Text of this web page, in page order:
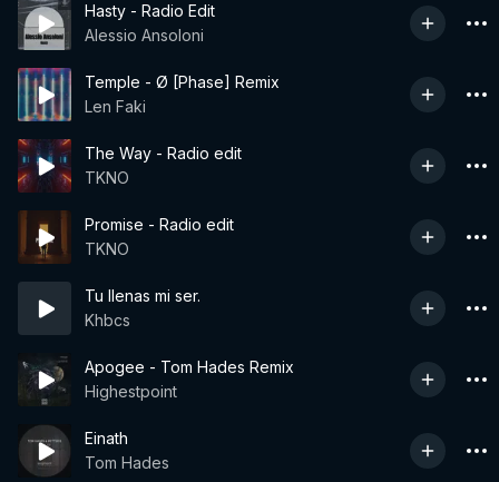
Hasty - Radio Edit
Alessio Ansoloni
Temple - Ø [Phase] Remix
Len Faki
The Way - Radio edit
TKNO
Promise - Radio edit
TKNO
Tu llenas mi ser.
Khbcs
Apogee - Tom Hades Remix
Highestpoint
Einath
Tom Hades